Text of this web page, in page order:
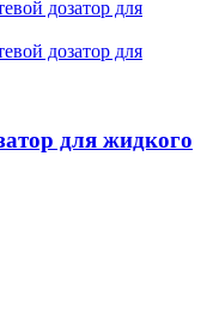
для жидкого